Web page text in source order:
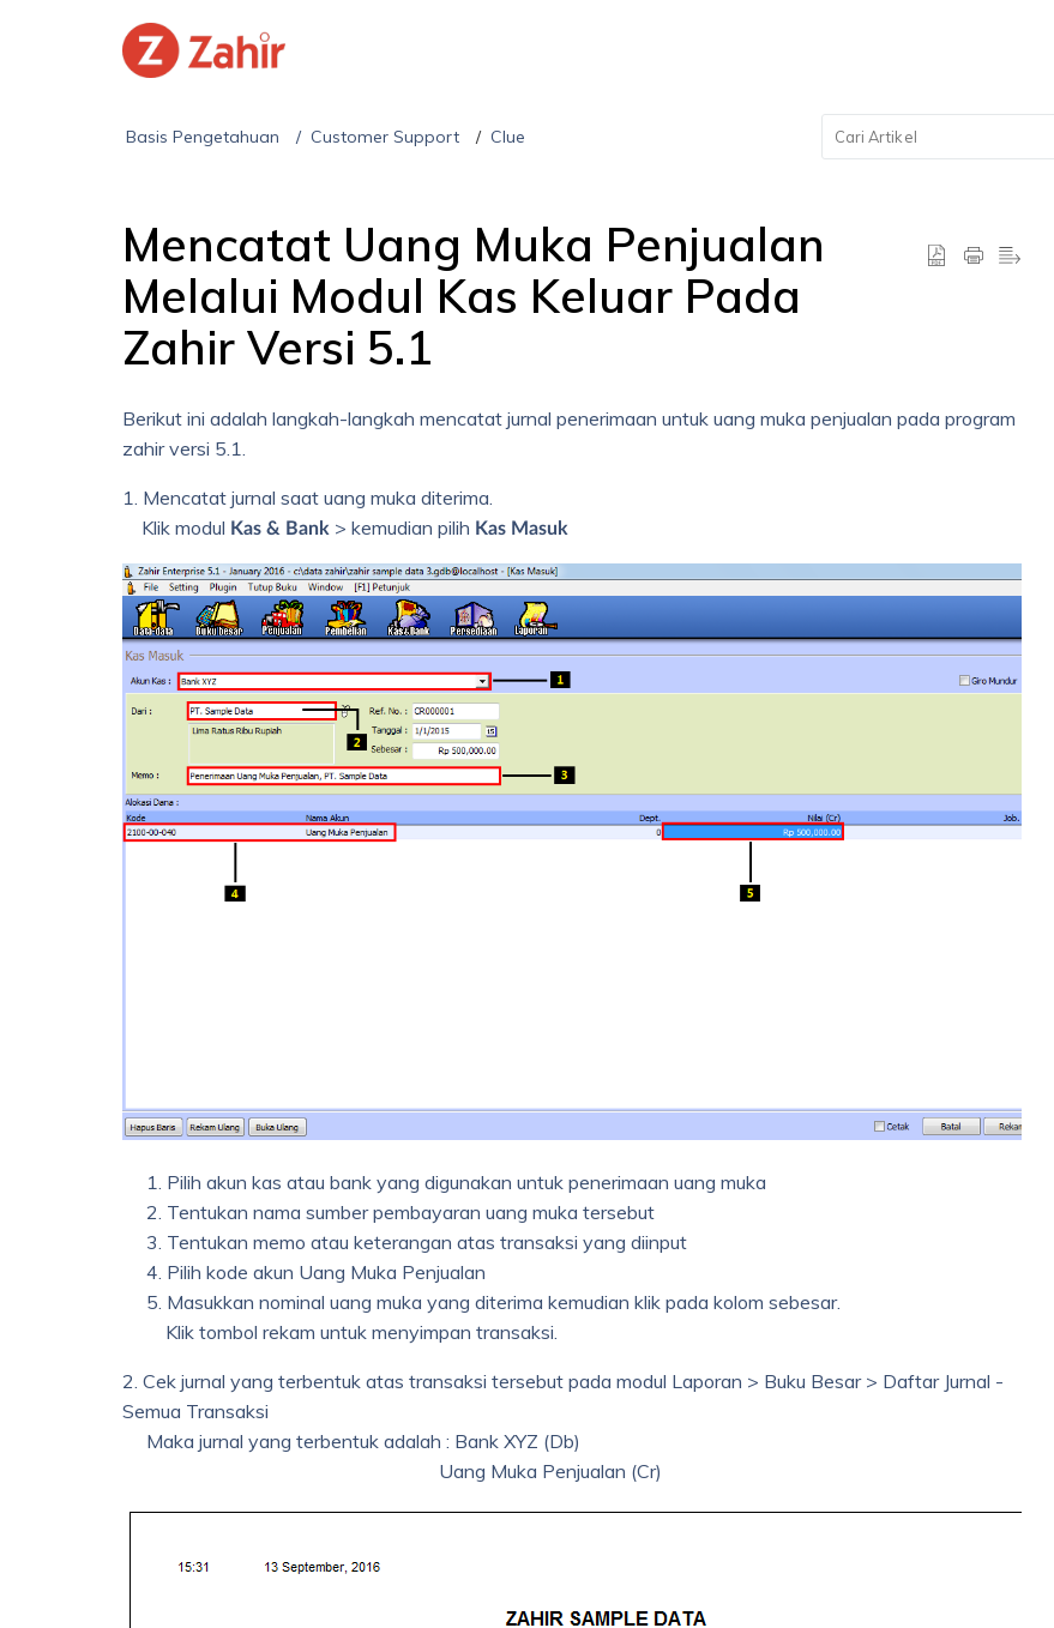
Basis Pengetahuan Customer Support Clue
Mencatat Uang Muka Penjualan
Melalui Modul Kas Keluar Pada
Zahir Versi 5.1
Berikut ini adalah langkah-langkah mencatat jurnal penerimaan untuk uang muka penjualan pada program
zahir versi 5.1.
1. Mencatat jurnal saat uang muka diterima.
Klik modul Kas & Bank > kemudian pilih Kas Masuk
1. Pilih akun kas atau bank yang digunakan untuk penerimaan uang muka
2. Tentukan nama sumber pembayaran uang muka tersebut
3. Tentukan memo atau keterangan atas transaksi yang diinput
4. Pilih kode akun Uang Muka Penjualan
5. Masukkan nominal uang muka yang diterima kemudian klik pada kolom sebesar.
Klik tombol rekam untuk menyimpan transaksi.
2. Cek jurnal yang terbentuk atas transaksi tersebut pada modul Laporan > Buku Besar > Daftar Jurnal -
Semua Transaksi
Maka jurnal yang terbentuk adalah : Bank XYZ (Db)
Uang Muka Penjualan (Cr)